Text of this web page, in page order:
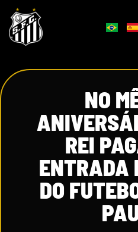
NO
REI
ENTRADA
DO